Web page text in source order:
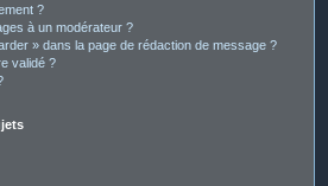
?
à un modérateur ?
» dans la page de rédaction de message ?
validé ?